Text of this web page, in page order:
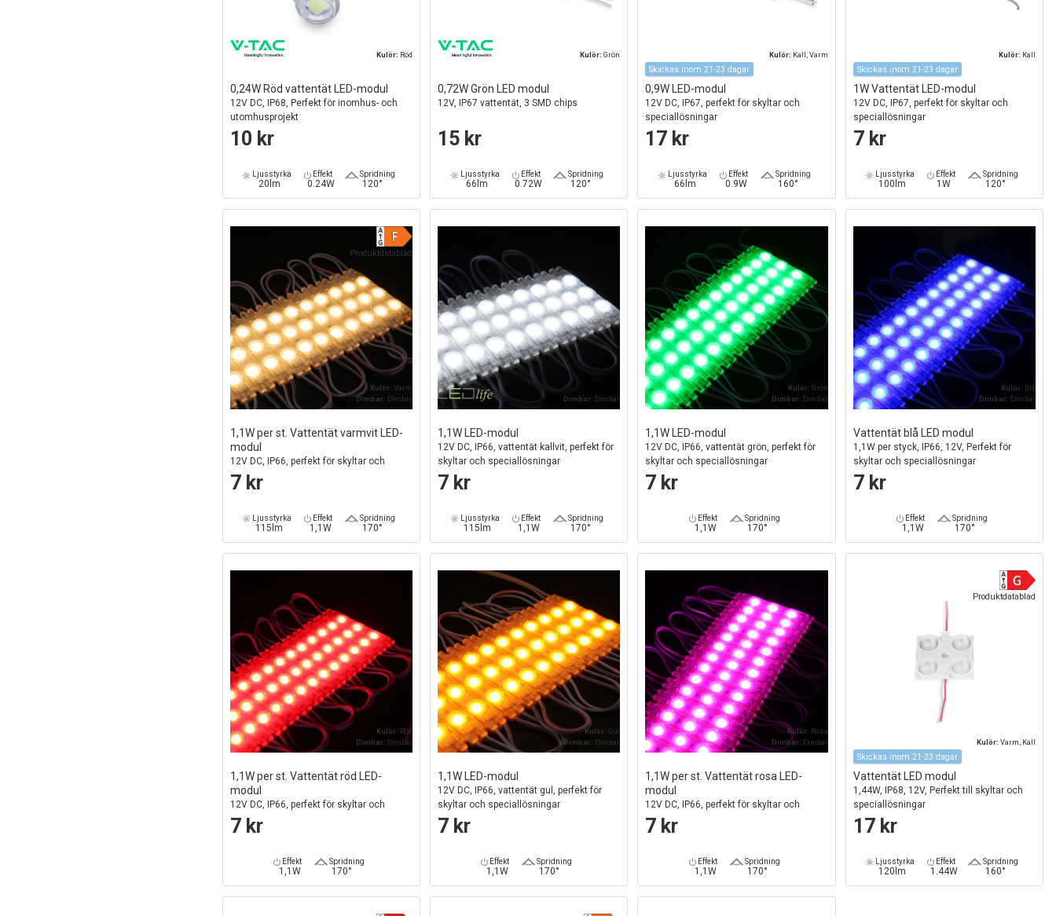
Kulör: Röd
0,24W Röd vattentät LED-modul
12V DC, IP68, Perfekt för inomhus- och
utomhusprojekt
10 kr
Ljusstyrka
20lm
Effekt
0.24W
Spridning
120°
Kulör:Grön
0,72W Grön LED modul
12V, IP67 vattentät, 3 SMD chips
15 kr
Ljusstyrka
66lm
Effekt
0.72W
Spridning
120°
Kulör: Kall, Varm
Skickas inom 21-23 dagar
0,9W LED-modul
12V DC, IP67, perfekt för skyltar och
speciallösningar
17 kr
Ljusstyrka
66lm
Effekt
0.9W
Spridning
160°
Kulör: Kall
Skickas inom 21-23 dagar
1W Vattentät LED-modul
12V DC, IP67, perfekt för skyltar och
speciallösningar
7 kr
Ljusstyrka
100lm
Effekt
1W
Spridning
120°
Produktdatablad
Kulör:Varm
Dimbar: Dimbar
1,1W per st. Vattentät varmvit LED-
modul
12V DC, IP66, perfekt för skyltar och
speciallösningar
7 kr
Ljusstyrka
115lm
Effekt
1,1W
Spridning
170°
Dimbar: Dimbar
1,1W LED-modul
12V DC, IP66, vattentät kallvit, perfekt för
skyltar och speciallösningar
7 kr
Ljusstyrka
115lm
Effekt
1,1W
Spridning
170°
Kulör: Grön
Dimbar: Dimbar
1,1W LED-modul
12V DC, IP66, vattentät grön, perfekt för
skyltar och speciallösningar
7 kr
Effekt
1,1W
Spridning
170°
Kulör: Blå
Dimbar: Dimbar
Vattentät blå LED modul
1,1W per styck, IP66, 12V, Perfekt för
skyltar och speciallösningar
7 kr
Effekt
1,1W
Spridning
170°
Kulör: Röd
Dimbar: Dimbar
1,1W per st. Vattentät röd LED-
modul
12V DC, IP66, perfekt för skyltar och
speciallösningar
7 kr
Effekt
1,1W
Spridning
170°
Kulör:Gul
Dimbar: Dimbar
1,1W LED-modul
12V DC, IP66, vattentät gul, perfekt för
skyltar och speciallösningar
7 kr
Effekt
1,1W
Spridning
170°
Kulör: Rosa
Dimbar: Dimbar
1,1W per st. Vattentät rosa LED-
modul
12V DC, IP66, perfekt för skyltar och
speciallösningar
7 kr
Effekt
1,1W
Spridning
170°
Produktdatablad
Kulör: Varm, Kall
Skickas inom 21-23 dagar
Vattentät LED modul
1,44W, IP68, 12V, Perfekt till skyltar och
speciallösningar
17 kr
Ljusstyrka
120lm
Effekt
1.44W
Spridning
160°